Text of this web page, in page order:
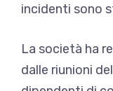
incidenti sono
La società ha
dalle riunioni